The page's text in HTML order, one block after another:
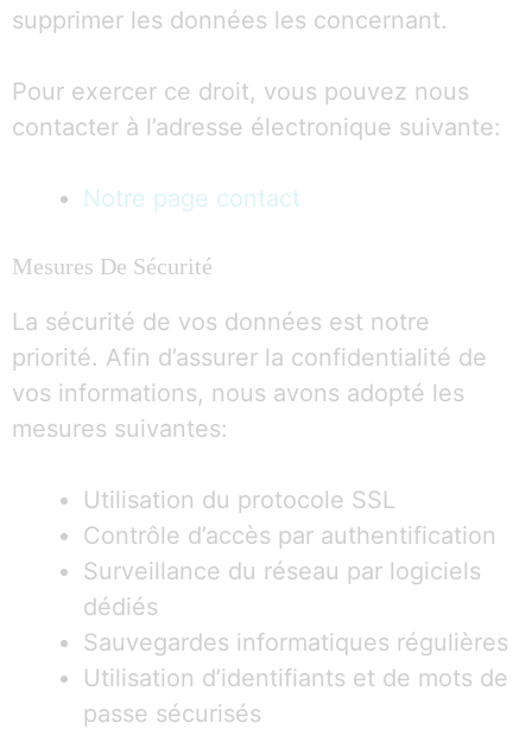
supprimer les données les concernant.
Pour exercer ce droit, vous pouvez nous
contacter à l’adresse électronique suivante:
Notre page contact
Mesures De Sécurité
La sécurité de vos données est notre
priorité. Afin d’assurer la confidentialité de
vos informations, nous avons adopté les
mesures suivantes:
Utilisation du protocole SSL
Contrôle d’accès par authentification
Surveillance du réseau par logiciels
dédiés
Sauvegardes informatiques régulières
Utilisation d’identifiants et de mots de
passe sécurisés